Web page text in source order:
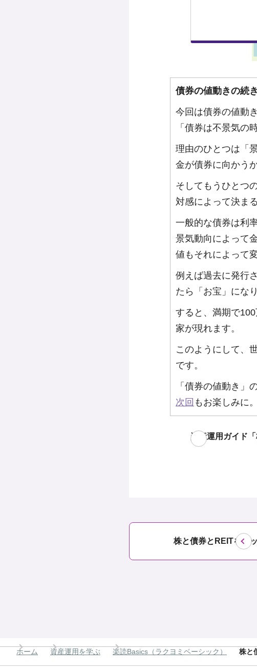
債券の値動きの続き
今回は債券の値動
「債券は不景気の
理由のひとつは「
金が債券に向かう
そしてもうひとつ
対感によって決ま
一般的な債券は利
景気動向によって
値もそれによって
例えば過去に発行
たら「お宝」にな
すると、満期で
家が現れます。
このようにして、
です。
「債券の値動き」
次回 もお楽しみに。
資産運用ガイド
株と債券とREITをザ
ホーム 資産運用を学ぶ 楽読Basics（ラクヨミベーシック） 株と